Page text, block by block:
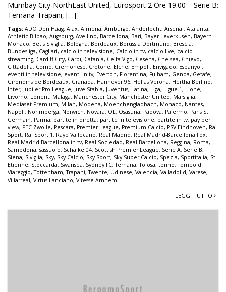
Mumbay City-NorthEast United, Eurosport 2 Ore 19.00 – Serie B:
Ternana-Trapani, […]
Tags: ADO Den Haag, Ajax, Almeria, Amburgo, Anderlecht, Arsenal, Atalanta,
Athletic Bilbao, Augsburg, Avellino, Barcellona, Bari, Bayer Leverkusen, Bayern
Monaco, Betis Siviglia, Bologna, Bordeaux, Borussia Dortmund, Brescia,
Bundesliga, Cagliari, calcio in televisione, Calcio in tv, calcio live, calcio
streaming, Cardiff City, Carpi, Catania, Celta Vigo, Cesena, Chelsea, Chievo,
Cittadella, Como, Cremonese, Crotone, Elche, Empoli, Envigado, Espanyol,
eventi in televisione, eventi in tv, Everton, Fiorentina, Fulham, Genoa, Getafe,
Girondins de Bordeaux, Granada, Hannover 96, Hellas Verona, Hertha Berlino,
Inter, Jupiler Pro League, Juve Stabia, Juventus, Latina, Liga, Ligue 1, Lione,
Livorno, Lorient, Malaga, Manchester City, Manchester United, Marsiglia,
Mediaset Premium, Milan, Modena, Moenchengladbach, Monaco, Nantes,
Napoli, Norimberga, Norwich, Novara, OL , Osasuna, Padova, Palermo, Paris St
Germain, Parma, partite in diretta, partite in televisione, partite in tv, pay per
view, PEC Zwolle, Pescara, Premier League, Premium Calcio, PSV Eindhoven, Rai
Sport, Rai Sport 1, Rayo Vallecano, Real Madrid, Real Madrid-Barcellona Fox,
Real Madrid-Barcellona in tv, Real Sociedad, Real-Barcellona, Reggina, Roma,
Sampdoria, sassuolo, Schalke 04, Scottish Premier League, Serie A, Serie B,
Siena, Siviglia, Sky, Sky Calcio, Sky Sport, Sky Super Calcio, Spezia, Sportitalia, St
Etienne, Stoccarda, Swansea, Sydney FC,Ternana,Tolosa, torino,Torneo di
Viareggio,Tottenham,Trapani,Twente, Udinese, Valencia, Valladolid, Varese,
Villarreal, Virtus Lanciano, Vitesse Arnhem
LEGGI TUTTO